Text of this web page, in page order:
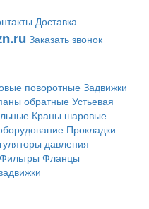
Доставка
Заказать звонок
поворотные Задвижки
обратныеУстьевая
Краны шаровые
Прокладки
давления
Фильтры Фланцы